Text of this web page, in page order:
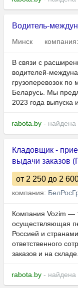
Водитель-
Минск компания:
В связи с
водителей-
грузоперевозок
Беларусь. Мы
2023 года выпуска
rabota.by - найдена
Кладовщик -
выдачи заказов
от 2 250 до 2
компания:
Компания Vozim —
осуществляющая
Россией и
ответственного
заказов и на
rabota.by - найдена